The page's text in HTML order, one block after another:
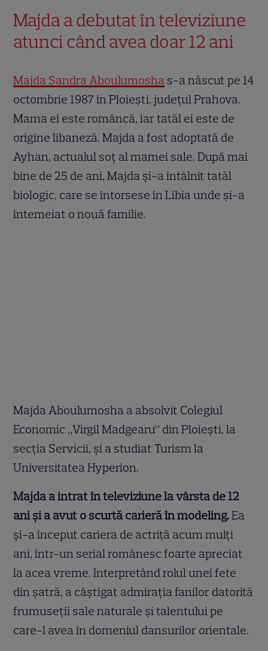
Majda a debutat în televiziune
atunci când avea doar 12 ani
Majda Sandra Aboulumosha s-a născut pe 14
octombrie 1987 în Ploiești, județul Prahova.
Mama ei este româncă, iar tatăl ei este de
origine libaneză. Majda a fost adoptată de
Ayhan, actualul soț al mamei sale. După mai
bine de 25 de ani, Majda și-a întâlnit tatăl
biologic, care se întorsese în Libia unde și-a
întemeiat o nouă familie.
Majda Aboulumosha a absolvit Colegiul
Economic „Virgil Madgearu” din Ploiești, la
secția Servicii, și a studiat Turism la
Universitatea Hyperion.
Majda a intrat în televiziune la vârsta de 12
ani și a avut o scurtă carieră în modeling.Ea
și-a început cariera de actriță acum mulți
ani, într-un serial românesc foarte apreciat
la acea vreme. Interpretând rolul unei fete
din șatră, a câștigat admirația fanilor datorită
frumuseții sale naturale și talentului pe
care-l avea în domeniul dansurilor orientale.